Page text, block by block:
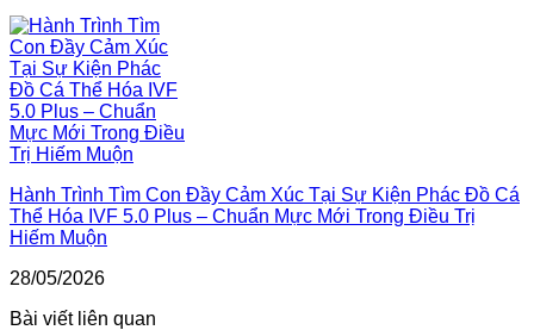
Hành Trình Tìm Con Đầy Cảm Xúc Tại Sự Kiện Phác Đồ Cá
Thể Hóa IVF 5.0 Plus – Chuẩn Mực Mới Trong Điều Trị
Hiếm Muộn
28/05/2026
Bài viết liên quan